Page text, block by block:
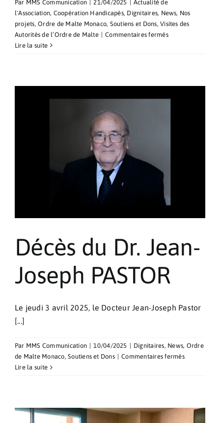
Par MMS Communication 21/04/2025
Actualité de
l'Association, Coopération Handicapés, Dignitaires, News, Nos
projets,Ordre de Malte Monaco, Soutiens et Dons,Visites des
Autorités de l’Ordre de Malte | Commentaires ferméssur
Charles
en
21
avril
Lire la suite
Décès du Dr. Jean-
Joseph PASTOR
Le jeudi 3 avril 2025, le Docteur Jean-Joseph Pastor
[...]
Par MMS Communication 10/04/2025 Dignitaires, News, Ordre
de Malte Monaco,Soutiens et Dons Commentaires ferméssur
Joseph
Lire la suite